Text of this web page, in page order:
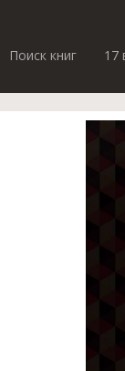
Поиск книг
17